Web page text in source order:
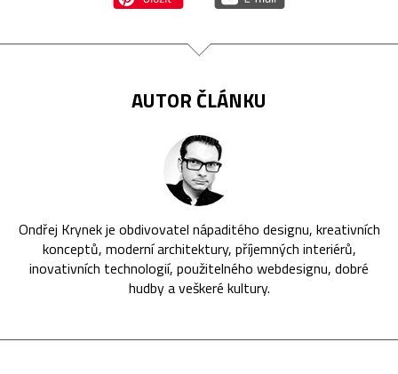
AUTOR ČLÁNKU
Ondřej Krynek je obdivovatel nápaditého designu, kreativních
konceptů, moderní architektury, příjemných interiérů,
inovativních technologií, použitelného webdesignu, dobré
hudby a veškeré kultury.